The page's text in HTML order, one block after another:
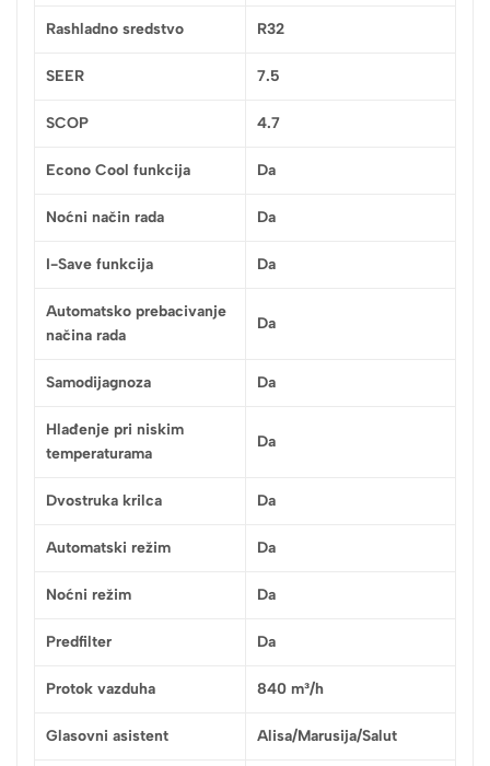
Rashladno sredstvo R32
SEER 7.5
SCOP 4.7
Econo Cool funkcija Da
Noćni način rada Da
I-Save funkcija Da
Automatsko prebacivanje
načina rada
Da
Samodijagnoza Da
Hlađenje pri niskim
temperaturama
Da
Dvostruka krilca Da
Automatski režim Da
Noćni režim Da
Predfilter Da
Protok vazduha 840 m³/h
Glasovni asistent Alisa/Marusija/Salut